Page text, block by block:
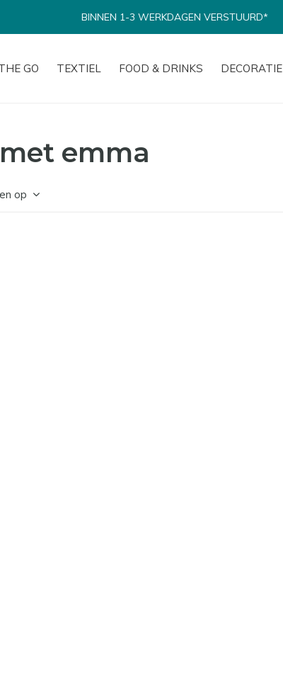
GO TEXTIEL FOOD & DRINKS DECORATIE
BINNEN 1-3 WERKDAGEN VERSTUURD*
emma
op